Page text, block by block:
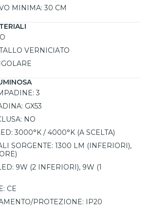
MINIMA: 30 CM
VERNICIATO
3
GX53
NO
3000°K / 4000°K (A SCELTA)
SORGENTE: 1300 LM (INFERIORI),
9W (2 INFERIORI), 9W (1
CE
PROTEZIONE:
IP20